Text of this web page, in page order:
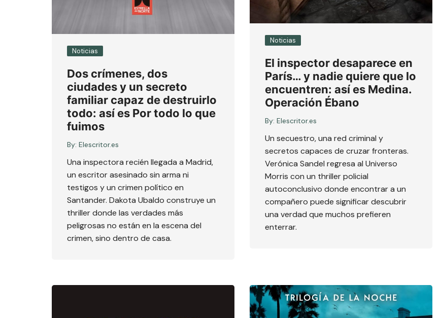
Noticias
Dos crímenes, dos
ciudades y un secreto
familiar capaz de destruirlo
todo: así es Por todo lo que
fuimos
By: Elescritor.es
Una inspectora recién llegada a Madrid,
un escritor asesinado sin arma ni
testigos y un crimen político en
Santander. Dakota Ubaldo construye un
thriller donde las verdades más
peligrosas no están en la escena del
crimen, sino dentro de casa.
Noticias
El inspector desaparece en
París… y nadie quiere que lo
encuentren: así es Medina.
Operación Ébano
By: Elescritor.es
Un secuestro, una red criminal y
secretos capaces de cruzar fronteras.
Verónica Sandel regresa al Universo
Morris con un thriller policial
autoconclusivo donde encontrar a un
compañero puede significar descubrir
una verdad que muchos prefieren
enterrar.